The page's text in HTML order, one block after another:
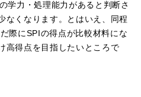
学力・処理能力があると判断さ
なくなります。とはいえ、同程
際にSPIの得点が比較材料にな
高得点を目指したいところで